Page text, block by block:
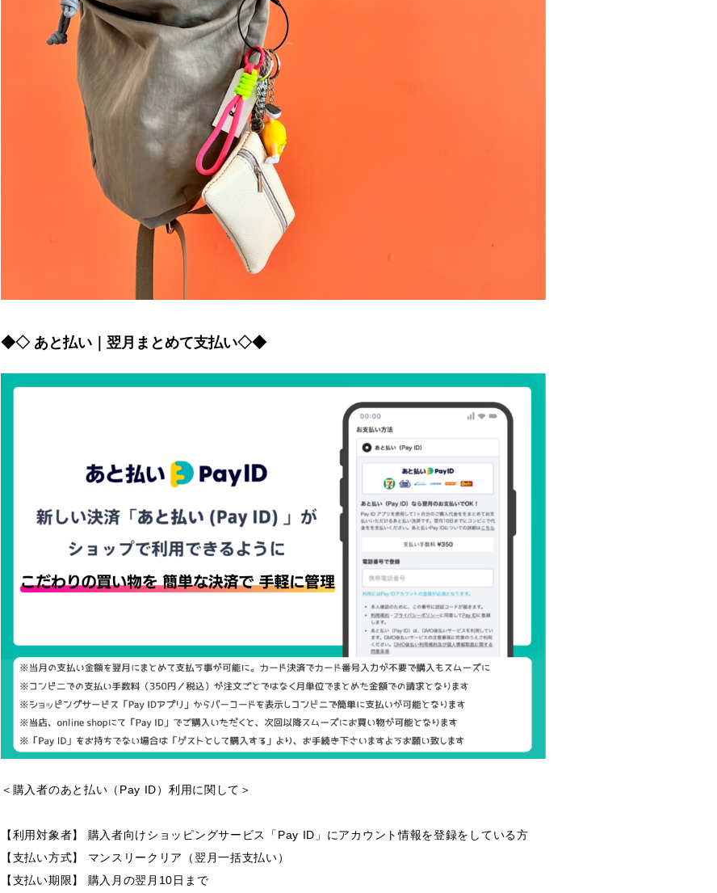
◆◇ あと払い｜翌月まとめて支払い◇◆
＜購入者のあと払い（Pay ID）利用に関して＞
【利用対象者】 購入者向けショッピングサービス「Pay ID」にアカウント情報を登録をしている方
【支払い方式】 マンスリークリア（翌月一括支払い）
【支払い期限】 購入月の翌月10日まで